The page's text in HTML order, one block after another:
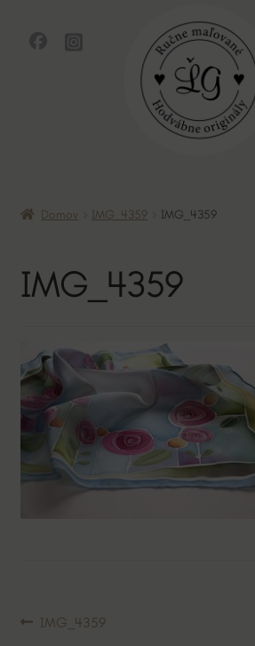
O mne
Kontakt
Domov IMG_4359 IMG_4359
IMG_4359
Navigácia
Predchádzajúci
IMG_4359